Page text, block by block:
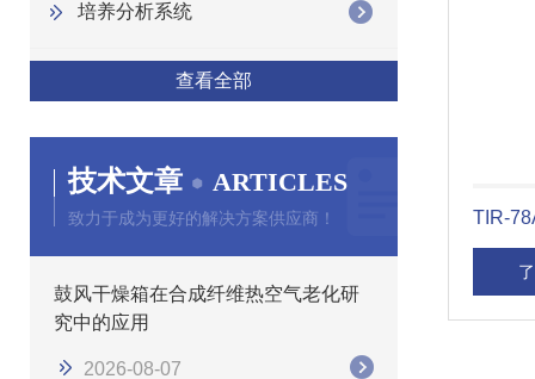
培养分析系统
查看全部
技术文章 ARTICLES
致力于成为更好的解决方案供应商！
鼓风干燥箱在合成纤维热空气老化研
究中的应用
2026-08-07
TIR-